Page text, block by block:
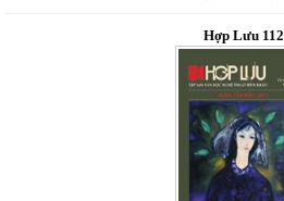
Hợp Lưu 112